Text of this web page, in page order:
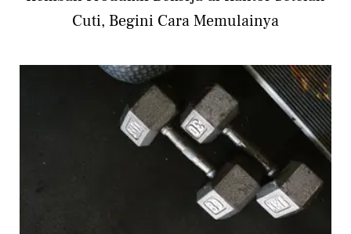
Cuti, Begini Cara Memulainya